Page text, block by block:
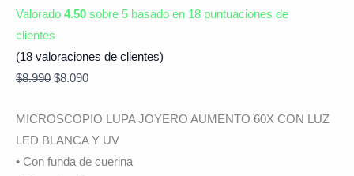
Valorado 4.50 sobre 5 basado en 18 puntuaciones de
clientes
(18 valoraciones de clientes)
$8.990 $8.090
MICROSCOPIO LUPA JOYERO AUMENTO 60X CON LUZ
LED BLANCA Y UV
• Con funda de cuerina